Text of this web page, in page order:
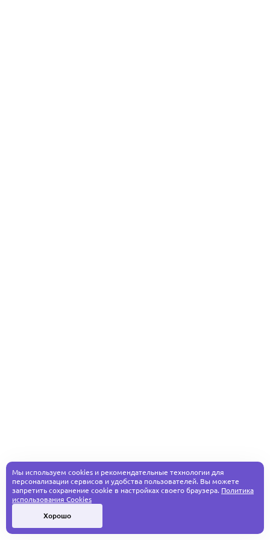
Мы используем cookies и рекомендательные технологии для
персонализации сервисов и удобства пользователей. Вы можете
запретить сохранение cookie в настройках своего браузера. Политика
использования Cookies
Хорошо